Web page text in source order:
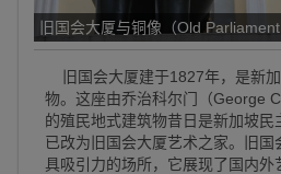
旧国会大厦与铜像（Old
旧国会大厦建于1827年，是新
物。这座由乔治科尔门（George
的殖民地式建筑物昔日是新加坡民
已改为旧国会大厦艺术之家。旧国
具吸引力的场所，它展现了国内外